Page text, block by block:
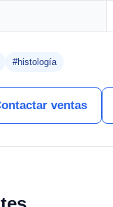
#histología
ventas